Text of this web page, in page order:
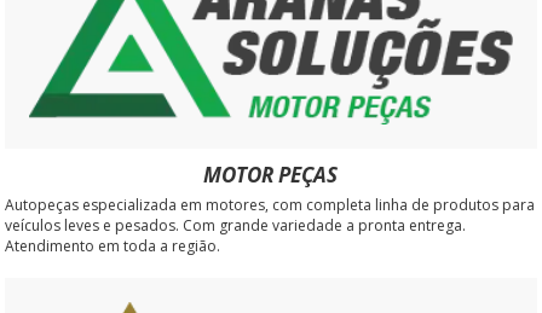
MOTOR PEÇAS
Autopeças especializada em motores, com completa linha de produtos para
veículos leves e pesados. Com grande variedade a pronta entrega.
Atendimento em toda a região.